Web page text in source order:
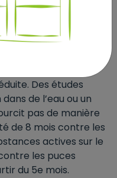
il reste efficace si
convient d’éviter une
l’eau ou un
d’activité du
Des études
de l’eau ou un
pas de manière
de 8 mois contre les
actives sur le
les puces
du 5e mois.